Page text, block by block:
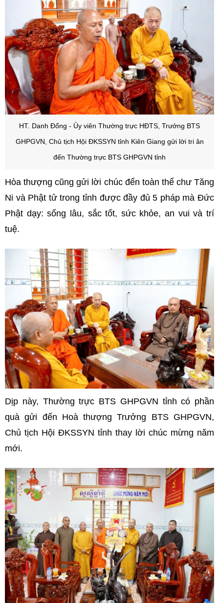
HT. Danh Đổng - Ủy viên Thường trực HĐTS, Trưởng BTS
GHPGVN, Chủ tịch Hội ĐKSSYN tỉnh Kiên Giang gửi lời tri ân
đến Thường trực BTS GHPGVN tỉnh
Hòa thượng cũng gửi lời chúc đến toàn thể chư Tăng
Ni và Phật tử trong tỉnh được đầy đủ 5 pháp mà Đức
Phật dạy: sống lâu, sắc tốt, sức khỏe, an vui và trí
tuệ.
Dịp này, Thường trực BTS GHPGVN tỉnh có phần
quà gửi đến Hoà thượng Trưởng BTS GHPGVN,
Chủ tịch Hội ĐKSSYN tỉnh thay lời chúc mừng năm
mới.